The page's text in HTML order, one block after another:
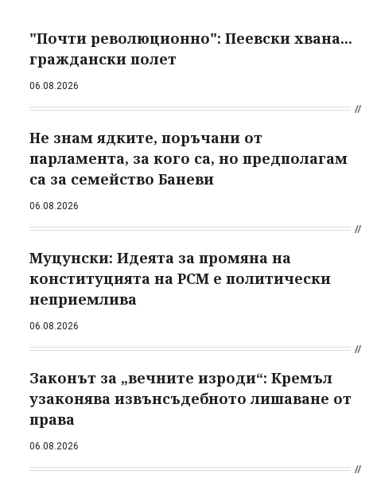
"Почти революционно": Пеевски хвана...
граждански полет
06.08.2026
Не знам ядките, поръчани от
парламента, за кого са, но предполагам
са за семейство Баневи
06.08.2026
Муцунски: Идеята за промяна на
конституцията на РСМ е политически
неприемлива
06.08.2026
Законът за „вечните изроди“: Кремъл
узаконява извънсъдебното лишаване от
права
06.08.2026